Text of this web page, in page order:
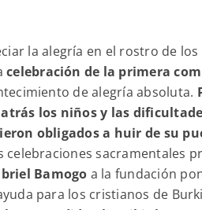
la alegría en el rostro de
celebración de la primera
de alegría absoluta.
los niños y las
obligados a huir de su
celebraciones sacramentales
Bamogo a la fundación
para los cristianos de